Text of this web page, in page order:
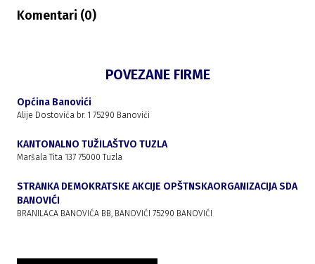
Komentari (0)
POVEZANE FIRME
Općina Banovići
Alije Dostovića br. 1 75290 Banovići
KANTONALNO TUŽILAŠTVO TUZLA
Maršala Tita 137 75000 Tuzla
STRANKA DEMOKRATSKE AKCIJE OPŠTNSKAORGANIZACIJA SDA
BANOVIĆI
BRANILACA BANOVIĆA BB, BANOVIĆI 75290 BANOVIĆI